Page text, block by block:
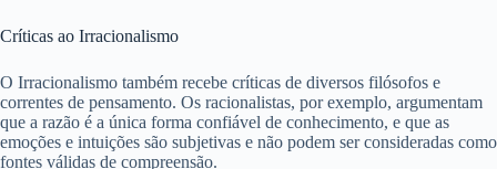
Críticas ao Irracionalismo
O Irracionalismo também recebe críticas de diversos filósofos e
correntes de pensamento. Os racionalistas, por exemplo, argumentam
que a razão é a única forma confiável de conhecimento, e que as
emoções e intuições são subjetivas e não podem ser consideradas como
fontes válidas de compreensão.